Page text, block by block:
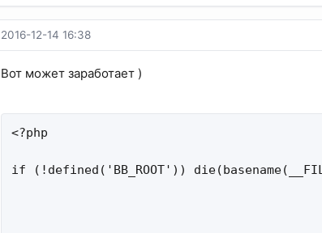
2016-12-14 16:38
Вот может заработает )
<?php
if (!defined('BB_ROOT'))